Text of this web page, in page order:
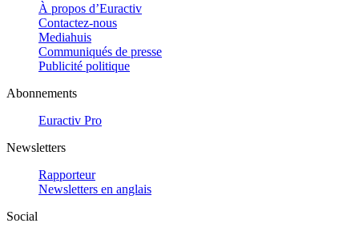
À propos d’Euractiv
Contactez-nous
Mediahuis
Communiqués de presse
Publicité politique
Abonnements
Euractiv Pro
Newsletters
Rapporteur
Newsletters en anglais
Social